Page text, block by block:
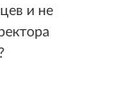
и не